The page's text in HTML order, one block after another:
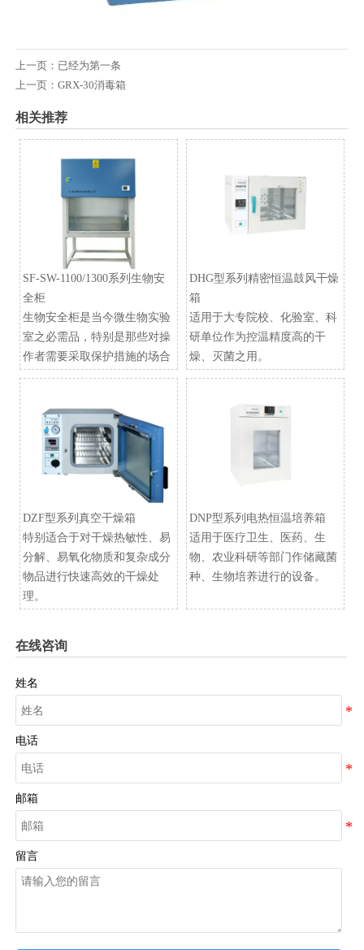
上一页：已经为第一条
上一页： GRX-30消毒箱
相关推荐
SF-SW-1100/1300系列生物安
全柜
生物安全柜是当今微生物实验
室之必需品，特别是那些对操
作者需要采取保护措施的场合
DHG型系列精密恒温鼓风干燥
箱
适用于大专院校、化验室、科
研单位作为控温精度高的干
燥、灭菌之用。
DZF型系列真空干燥箱
特别适合于对干燥热敏性、易
分解、易氧化物质和复杂成分
物品进行快速高效的干燥处
理。
​DNP型系列电热恒温培养箱
适用于医疗卫生、医药、生
物、农业科研等部门作储藏菌
种、生物培养进行的设备。
在线咨询
姓名
电话
邮箱
留言